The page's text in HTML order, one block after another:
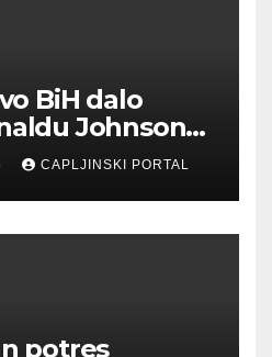
BiH dalo
Johnsonu
SAD
CAPLJINSKI PORTAL
potres